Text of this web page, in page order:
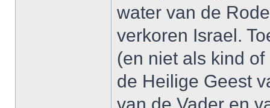
water van de
verkoren Israel.
(en niet als kind
de Heilige Geest